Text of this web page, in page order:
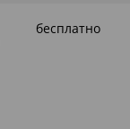
бесплатно